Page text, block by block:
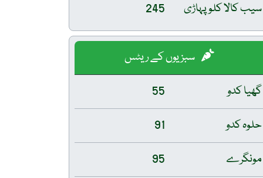
سیب کالا کلو پہاڑی
245
سبزیوں کے ریٹس
گھیا کدو
55
حلوہ کدو
91
مونگرے
95